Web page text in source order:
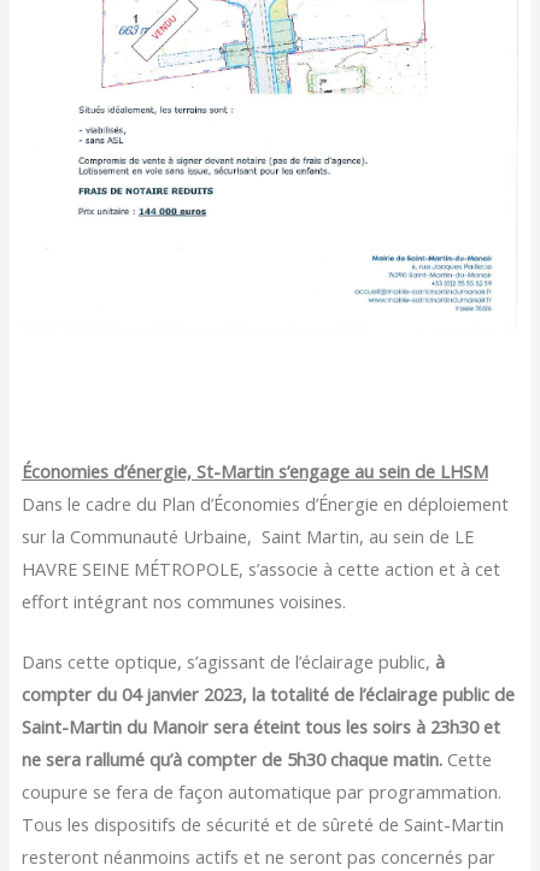
Économies d’énergie, St-Martin s’engage au sein de LHSM
Dans le cadre du Plan d’Économies d’Énergie en déploiement
sur la Communauté Urbaine, Saint Martin, au sein de LE
HAVRE SEINE MÉTROPOLE, s’associe à cette action et à cet
effort intégrant nos communes voisines.
Dans cette optique, s’agissant de l’éclairage public, à
compter du 04 janvier 2023, la totalité de l’éclairage public de
Saint-Martin du Manoir sera éteint tous les soirs à 23h30 et
ne sera rallumé qu’à compter de 5h30 chaque matin. Cette
coupure se fera de façon automatique par programmation.
Tous les dispositifs de sécurité et de sûreté de Saint-Martin
resteront néanmoins actifs et ne seront pas concernés par